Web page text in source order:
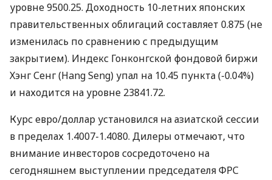
уровне 9500.25. Доходность 10-летних японских
правительственных облигаций составляет 0.875 (не
изменилась по сравнению с предыдущим
закрытием). Индекс Гонконгской фондовой биржи
Хэнг Сенг (Hang Seng) упал на 10.45 пункта (-0.04%)
и находится на уровне 23841.72.
Курс евро/доллар установился на азиатской сессии
в пределах 1.4007-1.4080. Дилеры отмечают, что
внимание инвесторов сосредоточено на
сегодняшнем выступлении председателя ФРС